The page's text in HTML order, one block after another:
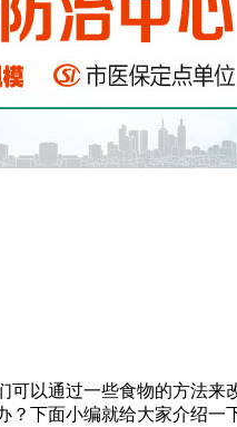
以通过一些食物的方法
下面小编就给大家介绍一